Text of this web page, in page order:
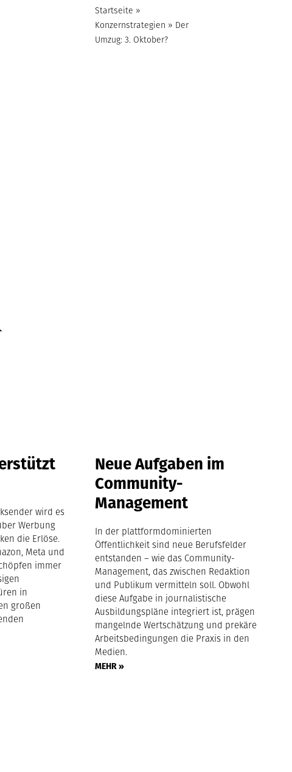
Startseite »
Konzernstrategien » Der
Umzug: 3. Oktober?
wird es
Werbung
die Erlöse.
Meta und
immer
in
großen
Neue Aufgaben im
Community-
Management
In der plattformdominierten
Öffentlichkeit sind neue Berufsfelder
entstanden – wie das Community-
Management, das zwischen Redaktion
und Publikum vermitteln soll. Obwohl
diese Aufgabe in journalistische
Ausbildungspläne integriert ist, prägen
mangelnde Wertschätzung und prekäre
Arbeitsbedingungen die Praxis in den
Medien.
MEHR »